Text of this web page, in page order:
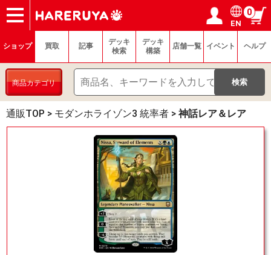
ショップ
買取
記事
デッキ検索
デッキ構築
選手一覧
店舗一覧
イベント
ヘルプ
お問い合わせ ログイン／会員登録
マイページ
EN
0
ショップ 買取 記事
デッキ
検索
デッキ
構築
店舗一覧 イベント ヘルプ
商品カテゴリ
通販TOP > モダンホライゾン3 統率者 > 神話レア＆レア